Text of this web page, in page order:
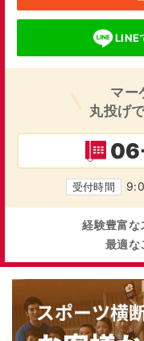
LINE
マー
丸投げ
受付時間
経験豊富な
最適な